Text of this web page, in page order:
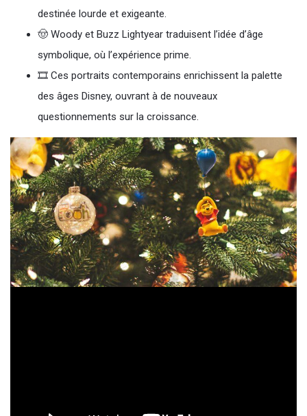
destinée lourde et exigeante.
🤠 Woody et Buzz Lightyear traduisent l’idée d’âge
symbolique, où l’expérience prime.
🎞️ Ces portraits contemporains enrichissent la palette
des âges Disney, ouvrant à de nouveaux
questionnements sur la croissance.